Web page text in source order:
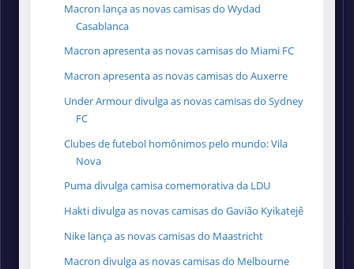
Macron lança as novas camisas do Wydad
Casablanca
Macron apresenta as novas camisas do Miami FC
Macron apresenta as novas camisas do Auxerre
Under Armour divulga as novas camisas do Sydney
FC
Clubes de futebol homônimos pelo mundo: Vila
Nova
Puma divulga camisa comemorativa da LDU
Hakti divulga as novas camisas do Gavião Kyikatejê
Nike lança as novas camisas do Maastricht
Macron divulga as novas camisas do Melbourne